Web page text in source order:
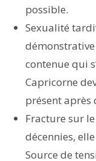
possible.
Sexualité
démonstrative
contenue qui
Capricorne
présent après
Fracture sur
décennies,
Source de